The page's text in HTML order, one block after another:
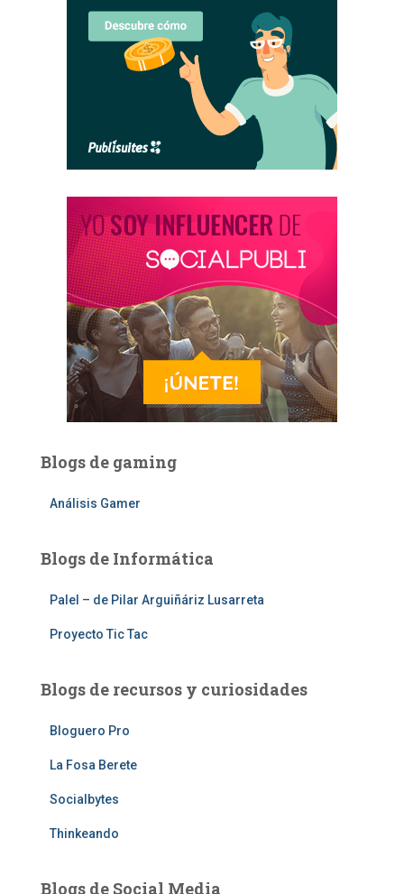
Blogs de gaming
Análisis Gamer
Blogs de Informática
Palel – de Pilar Arguiñáriz Lusarreta
Proyecto Tic Tac
Blogs de recursos y curiosidades
Bloguero Pro
La Fosa Berete
Socialbytes
Thinkeando
Blogs de Social Media